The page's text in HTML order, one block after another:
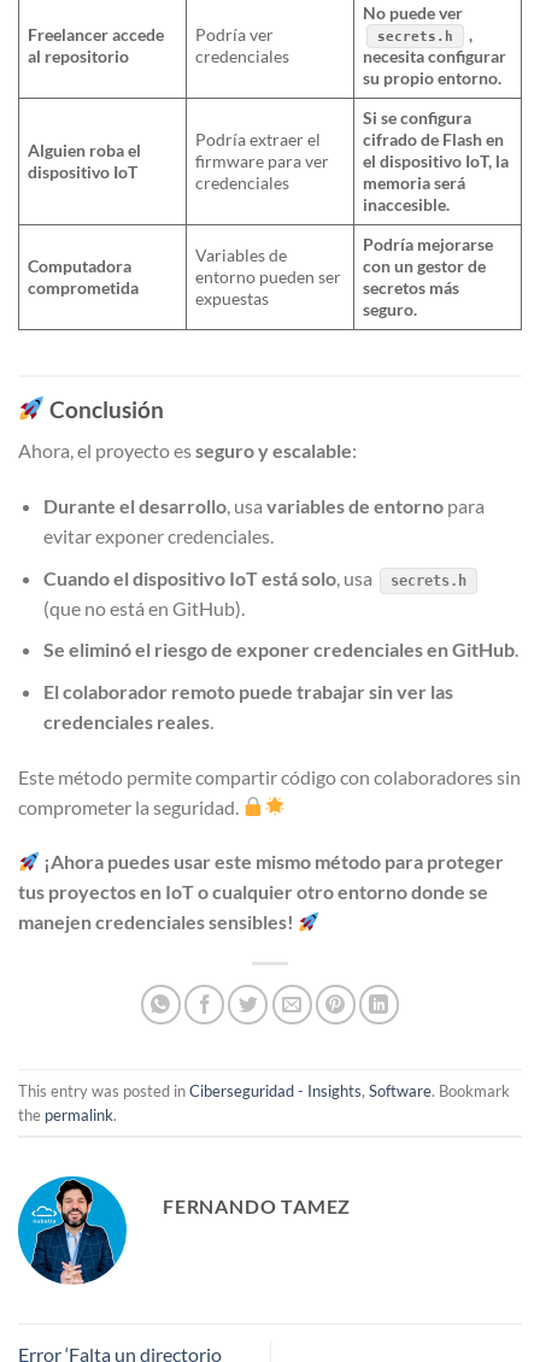
Freelancer accede
al repositorio
Podría ver
credenciales
No puede ver
secrets.h
,
necesita configurar
su propio entorno.
Alguien roba el
dispositivo IoT
Podría extraer el
firmware para ver
credenciales
Si se configura
cifrado de Flash en
el dispositivo IoT, la
memoria será
inaccesible.
Computadora
comprometida
Variables de
entorno pueden ser
expuestas
Podría mejorarse
con un gestor de
secretos más
seguro.
Conclusión
Ahora, el proyecto esseguro y escalable:
Durante el desarrollo, usa variables de entornopara
evitar exponer credenciales.
Cuando el dispositivo IoT está solo, usa secrets.h
(que no está en GitHub).
Se eliminó el riesgo de exponer credenciales en GitHub.
El colaborador remoto puede trabajar sin ver las
credenciales reales.
Este método permite compartir código con colaboradores sin
comprometer la seguridad.
¡Ahora puedes usar este mismo método para proteger
tus proyectos en IoT o cualquier otro entorno donde se
manejen credenciales sensibles!
This entry was posted inCiberseguridad - Insights, Software. Bookmark
the permalink.
FERNANDO TAMEZ
Error ‘Falta un directorio